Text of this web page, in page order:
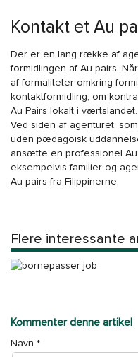
Kontakt et Au
Der er en lang række af
formidlingen af Au pairs.
af formaliteter omkring
kontaktformidling, om
Au Pairs lokalt i værtslandet.
Ved siden af agenturet,
uden pædagoisk
ansætte en professionel Au
eksempelvis familier og
Au pairs fra Filippinerne.
Flere interessante
Hvad du IKKE skal gøre
Kommenter denne artikel
Navn *